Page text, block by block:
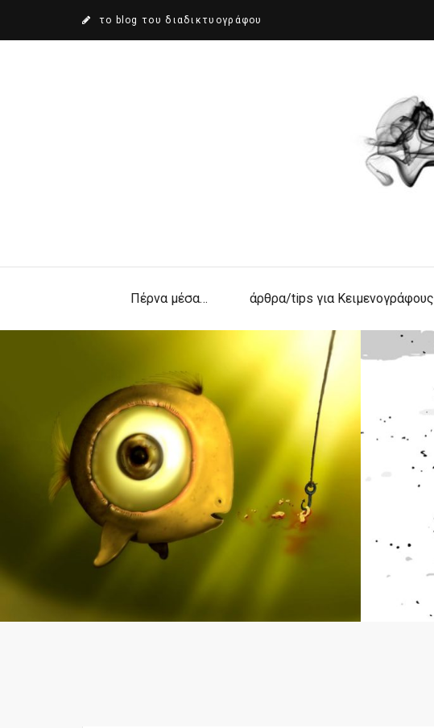
το blog του διαδικτυογράφου
Πέρνα μέσα… άρθρα/tips για Κειμενογράφους
άρθρα/tips για Κειμενογράφους
Κάνοντας… προθέρμανση πριν την
ανάληψη δύσκολης θεματολογίας